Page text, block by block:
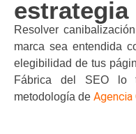
estrategia
Resolver
marca sea entendida
elegibilidad de tus
Fábrica del SEO lo
metodología de Agencia